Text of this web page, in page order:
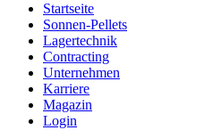
Startseite
Sonnen-Pellets
Lagertechnik
Contracting
Unternehmen
Karriere
Magazin
Login